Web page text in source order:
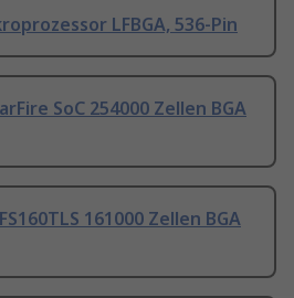
LFBGA, 536-Pin
SoC 254000 Zellen BGA
161000 Zellen BGA